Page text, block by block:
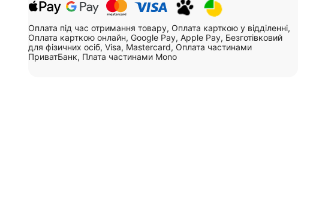
Оплата під час отримання товару, Оплата карткою у відділенні,
Оплата карткою онлайн, Google Pay, Apple Pay, Безготівковий
для фізичних осіб, Visa, Mastercard, Оплата частинами
ПриватБанк, Плата частинами Mono